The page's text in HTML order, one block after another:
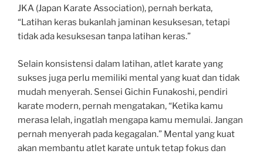
JKA (Japan Karate Association), pernah berkata,
“Latihan keras bukanlah jaminan kesuksesan, tetapi
tidak ada kesuksesan tanpa latihan keras.”
Selain konsistensi dalam latihan, atlet karate yang
sukses juga perlu memiliki mental yang kuat dan tidak
mudah menyerah. Sensei Gichin Funakoshi, pendiri
karate modern, pernah mengatakan, “Ketika kamu
merasa lelah, ingatlah mengapa kamu memulai. Jangan
pernah menyerah pada kegagalan.” Mental yang kuat
akan membantu atlet karate untuk tetap fokus dan